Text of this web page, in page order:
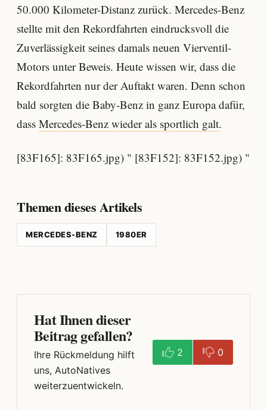
50.000 Kilometer-Distanz zurück. Mercedes-Benz
stellte mit den Rekordfahrten eindrucksvoll die
Zuverlässigkeit seines damals neuen Vierventil-
Motors unter Beweis. Heute wissen wir, dass die
Rekordfahrten nur der Auftakt waren. Denn schon
bald sorgten die Baby-Benz in ganz Europa dafür,
dass Mercedes-Benz wieder als sportlich galt.
[83F165]: 83F165.jpg) " [83F152]: 83F152.jpg) "
Themen dieses Artikels
MERCEDES-BENZ 1980ER
Hat Ihnen dieser
Beitrag gefallen?
Ihre Rückmeldung hilft
uns, AutoNatives
weiterzuentwickeln.
2 0